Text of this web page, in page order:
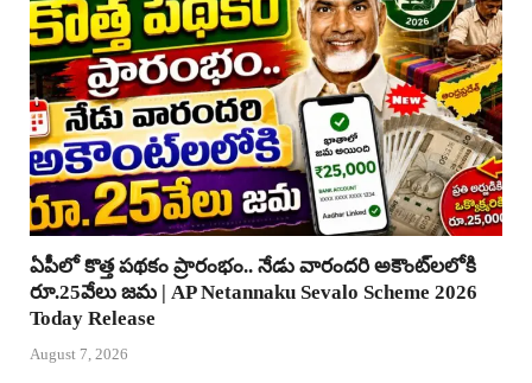
ఏపీలో కొత్త పథకం ప్రారంభం.. నేడు వారందరి అకౌంట్‌లలోకి
రూ.25వేలు జమ | AP Netannaku Sevalo Scheme 2026
Today Release
August 7, 2026